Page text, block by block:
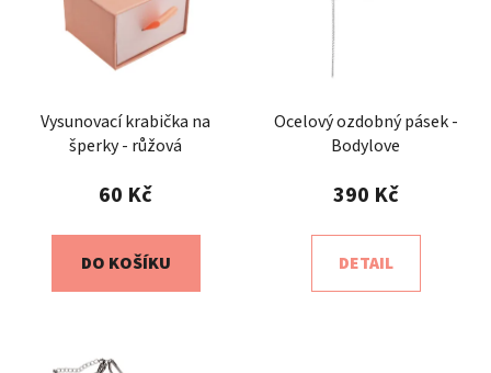
Vysunovací krabička na
šperky - růžová
60 Kč
DO KOŠÍKU
Ocelový ozdobný pásek -
Bodylove
390 Kč
DETAIL